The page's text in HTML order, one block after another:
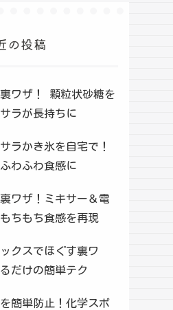
の投稿
ワザ！ 顆粒状砂糖を
ラが長持ちに
ラかき氷を自宅で！
わふわ食感に
ワザ！ミキサー＆電
ちもち食感を再現
クスでほぐす裏ワ
だけの簡単テク
簡単防止！化学スポ